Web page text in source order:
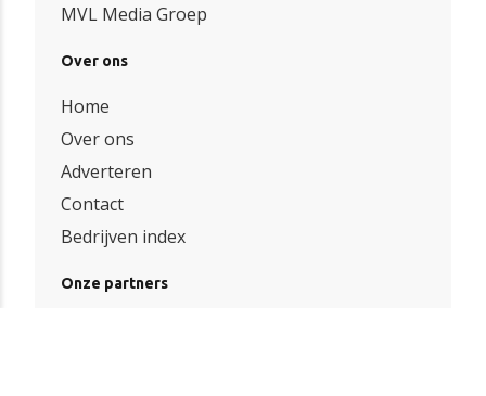
MVL Media Groep
Over ons
Home
Over ons
Adverteren
Contact
Bedrijven index
Onze partners